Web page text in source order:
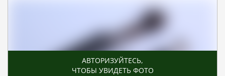
АВТОРИЗУЙТЕСЬ,
ЧТОБЫ УВИДЕТЬ ФОТО